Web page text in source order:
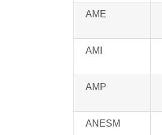
AME
AMI
AMP
ANESM